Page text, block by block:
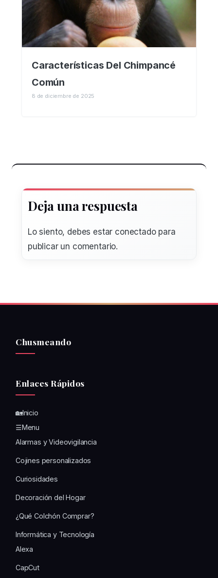
Características Del Chimpancé
Común
8 de diciembre de 2025
Deja una respuesta
Lo siento, debes estar conectadopara
publicar un comentario.
Chusmeando
Enlaces Rápidos
🏡Inicio
☰Menu
Alarmas y Videovigilancia
Cojines personalizados
Curiosidades
Decoración del Hogar
¿Qué Colchón Comprar?
Informática y Tecnología
Alexa
CapCut